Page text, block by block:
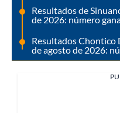
Resultados de
de 2026: número
Resultados Chontico
de agosto de 2026: